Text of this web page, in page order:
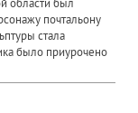
области был
почтальону
стала
было приурочено